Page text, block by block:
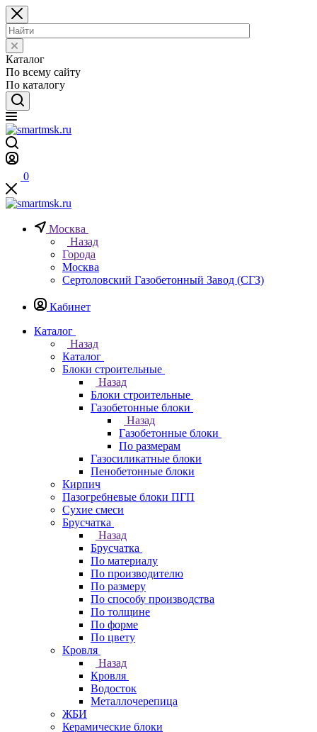
Каталог
По всему сайту
По каталогу
0
Москва
Назад
Города
Москва
Сертоловский Газобетонный Завод (СГЗ)
Кабинет
Каталог
Назад
Каталог
Блоки строительные
Назад
Блоки строительные
Газобетонные блоки
Назад
Газобетонные блоки
По размерам
Газосиликатные блоки
Пенобетонные блоки
Кирпич
Пазогребневые блоки ПГП
Сухие смеси
Брусчатка
Назад
Брусчатка
По материалу
По производителю
По размеру
По способу производства
По толщине
По форме
По цвету
Кровля
Назад
Кровля
Водосток
Металлочерепица
ЖБИ
Керамические блоки